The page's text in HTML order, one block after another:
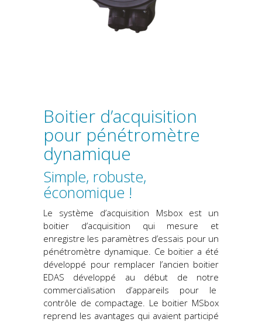
Boitier d’acquisition
pour pénétromètre
dynamique
Simple, robuste,
économique !
Le système d’acquisition Msbox est un
boitier d’acquisition qui mesure et
enregistre les paramètres d’essais pour un
pénétromètre dynamique. Ce boitier a été
développé pour remplacer l’ancien boitier
EDAS développé au début de notre
commercialisation d’appareils pour le
contrôle de compactage. Le boitier MSbox
reprend les avantages qui avaient participé